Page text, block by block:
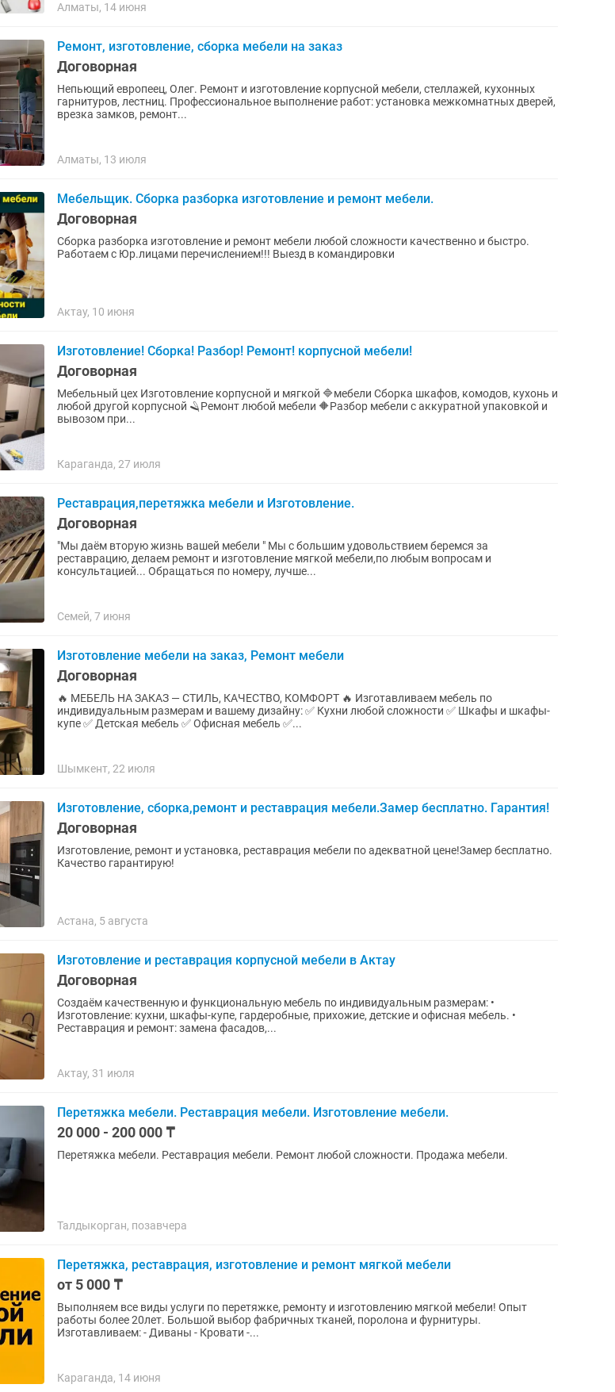
Алматы, 14 июня
Ремонт, изготовление, сборка мебели на заказ
Договорная
Непьющий европеец, Олег. Ремонт и изготовление корпусной мебели, стеллажей, кухонных
гарнитуров, лестниц. Профессиональное выполнение работ: установка межкомнатных дверей,
врезка замков, ремонт...
Алматы, 13 июля
Мебельщик. Сборка разборка изготовление и ремонт мебели.
Договорная
Сборка разборка изготовление и ремонт мебели любой сложности качественно и быстро.
Работаем с Юр.лицами перечислением!!! Выезд в командировки
Актау, 10 июня
Изготовление! Сборка! Разбор! Ремонт! корпусной мебели!
Договорная
Мебельный цех Изготовление корпусной и мягкой 🔷️мебели Сборка шкафов, комодов, кухонь и
любой другой корпусной 🪒Ремонт любой мебели 🔶️Разбор мебели с аккуратной упаковкой и
вывозом при...
Караганда, 27 июля
Реставрация,перетяжка мебели и Изготовление.
Договорная
"Мы даём вторую жизнь вашей мебели " Мы с большим удовольствием беремся за
реставрацию, делаем ремонт и изготовление мягкой мебели,по любым вопросам и
консультацией... Обращаться по номеру, лучше...
Семей, 7 июня
Изготовление мебели на заказ, Ремонт мебели
Договорная
🔥 МЕБЕЛЬ НА ЗАКАЗ — СТИЛЬ, КАЧЕСТВО, КОМФОРТ 🔥 Изготавливаем мебель по
индивидуальным размерам и вашему дизайну: ✅ Кухни любой сложности ✅ Шкафы и шкафы-
купе ✅ Детская мебель ✅ Офисная мебель ✅...
Шымкент, 22 июля
Изготовление, сборка,ремонт и реставрация мебели.Замер бесплатно. Гарантия!
Договорная
Изготовление, ремонт и установка, реставрация мебели по адекватной цене!Замер бесплатно.
Качество гарантирую!
Астана, 5 августа
Изготовление и реставрация корпусной мебели в Актау
Договорная
Создаём качественную и функциональную мебель по индивидуальным размерам: •
Изготовление: кухни, шкафы-купе, гардеробные, прихожие, детские и офисная мебель. •
Реставрация и ремонт: замена фасадов,...
Актау, 31 июля
Перетяжка мебели. Реставрация мебели. Изготовление мебели.
20 000 - 200 000 ₸
Перетяжка мебели. Реставрация мебели. Ремонт любой сложности. Продажа мебели.
Талдыкорган, позавчера
Перетяжка, реставрация, изготовление и ремонт мягкой мебели
от 5 000 ₸
Выполняем все виды услуги по перетяжке, ремонту и изготовлению мягкой мебели! Опыт
работы более 20лет. Большой выбор фабричных тканей, поролона и фурнитуры.
Изготавливаем: - Диваны - Кровати -...
Караганда, 14 июня